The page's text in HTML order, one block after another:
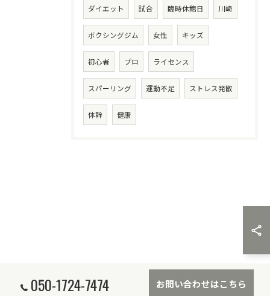
ダイエット 試合 臨時休館日 川崎
ボクシングジム 女性 キッズ
初心者 プロ ライセンス
スパーリング 運動不足 ストレス発散
体幹 健康
050-1724-7474 お問い合わせはこちら